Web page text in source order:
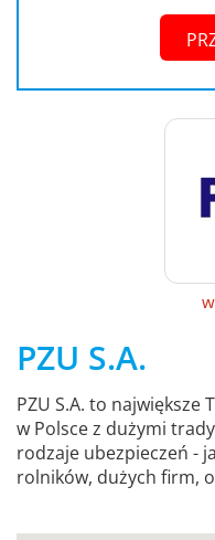
PZU S.A.
PZU S.A. to
w Polsce z dużymi
rodzaje ubezpieczeń -
rolników, dużych firm,